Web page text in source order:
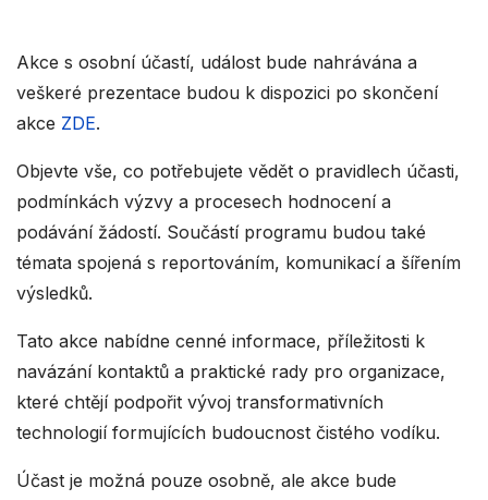
Akce s osobní účastí, událost bude nahrávána a
veškeré prezentace budou k dispozici po skončení
akce ZDE.
Objevte vše, co potřebujete vědět o pravidlech účasti,
podmínkách výzvy a procesech hodnocení a
podávání žádostí. Součástí programu budou také
témata spojená s reportováním, komunikací a šířením
výsledků.
Tato akce nabídne cenné informace, příležitosti k
navázání kontaktů a praktické rady pro organizace,
které chtějí podpořit vývoj transformativních
technologií formujících budoucnost čistého vodíku.
Účast je možná pouze osobně, ale akce bude